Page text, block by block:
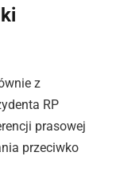
z
RP
prasowej
przeciwko